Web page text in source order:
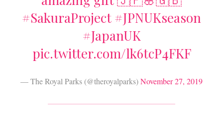
#SakuraProject #JPNUKseason
#JapanUK
pic.twitter.com/lk6tcP4FKF
— The Royal Parks (@theroyalparks)November 27, 2019